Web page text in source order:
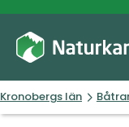
Kronobergs län